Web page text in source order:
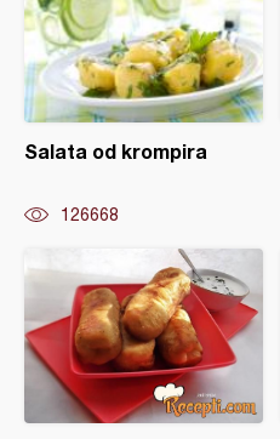
Salata od krompira
126668